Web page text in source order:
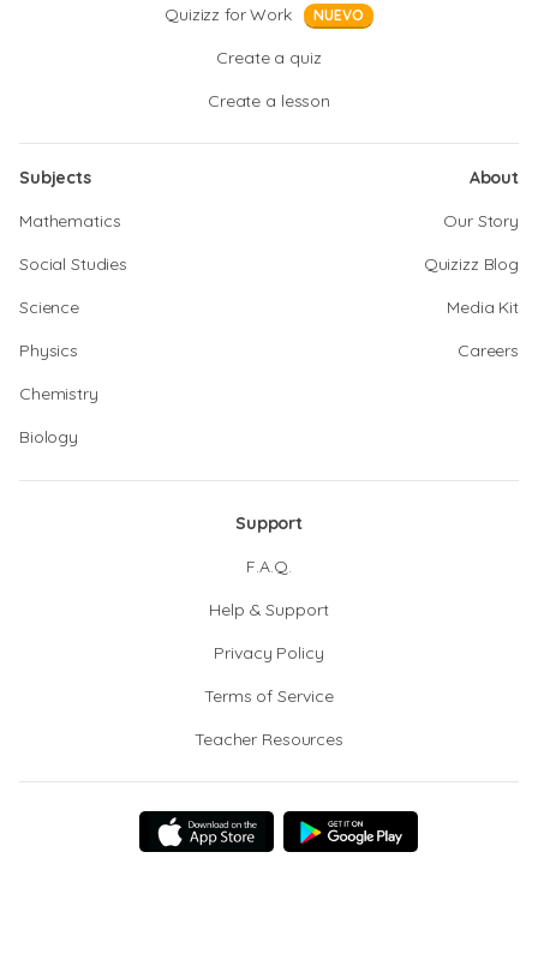
Quizizz for Work NUEVO
Create a quiz
Create a lesson
Subjects
Mathematics
Social Studies
Science
Physics
Chemistry
Biology
About
Our Story
Quizizz Blog
Media Kit
Careers
Support
F.A.Q.
Help & Support
Privacy Policy
Terms of Service
Teacher Resources